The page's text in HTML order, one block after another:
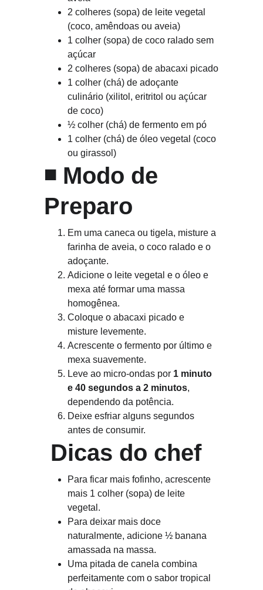
2 colheres (sopa) de leite vegetal
(coco, amêndoas ou aveia)
1 colher (sopa) de coco ralado sem
açúcar
2 colheres (sopa) de abacaxi picado
1 colher (chá) de adoçante
culinário (xilitol, eritritol ou açúcar
de coco)
½ colher (chá) de fermento em pó
1 colher (chá) de óleo vegetal (coco
ou girassol)
◾ Modo de
Preparo
Em uma caneca ou tigela, misture a
farinha de aveia, o coco ralado e o
adoçante.
Adicione o leite vegetal e o óleo e
mexa até formar uma massa
homogênea.
Coloque o abacaxi picado e
misture levemente.
Acrescente o fermento por último e
mexa suavemente.
Leve ao micro-ondas por 1 minuto
e 40 segundos a 2 minutos,
dependendo da potência.
Deixe esfriar alguns segundos
antes de consumir.
Dicas do chef
Para ficar mais fofinho, acrescente
mais 1 colher (sopa) de leite
vegetal.
Para deixar mais doce
naturalmente, adicione ½ banana
amassada na massa.
Uma pitada de canela combina
perfeitamente com o sabor tropical